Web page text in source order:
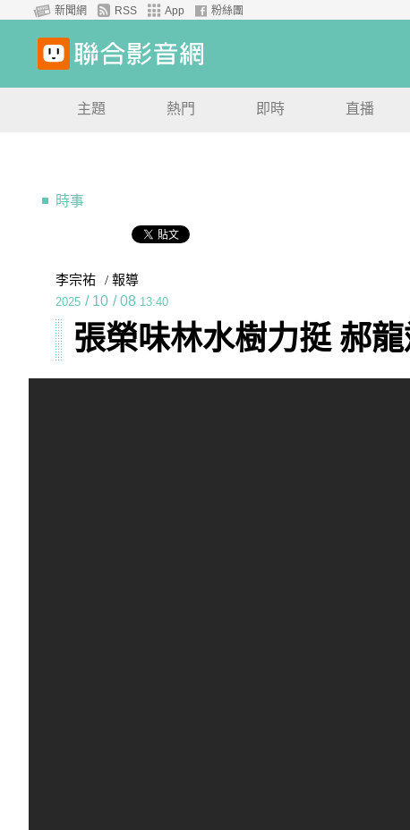
新聞網 RSS App 粉絲團
主題 熱門 即時 直播
時事
李宗祐 / 報導
2025 / 10 / 08 13:40
張榮味林水樹力挺 郝